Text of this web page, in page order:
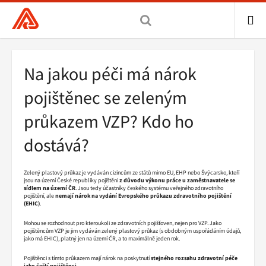
Všeobecná
zdravotní
hlavní
stránka
Drobečková
navigace
Na jakou péči má nárok
pojištěnec se zeleným
průkazem VZP? Kdo ho
dostává?
Zelený plastový průkaz je vydáván cizincům ze států mimo EU, EHP nebo Švýcarsko, kteří
jsou na území České republiky pojištěniz důvodu výkonu práce u zaměstnavatele se
sídlem na území ČR. Jsou tedy účastníky českého systému veřejného zdravotního
pojištění, alenemají nárok na vydání Evropského průkazu zdravotního pojištění
(EHIC).
Mohou se rozhodnout pro kteroukoli ze zdravotních pojišťoven, nejen pro VZP. Jako
pojištěncům VZP je jim vydáván zelený plastový průkaz (s obdobným uspořádáním údajů,
jako má EHIC), platný jen na území ČR, a to maximálně jeden rok.
Pojištěnci s tímto průkazem mají nárok na poskytnutístejného rozsahu zdravotní péče